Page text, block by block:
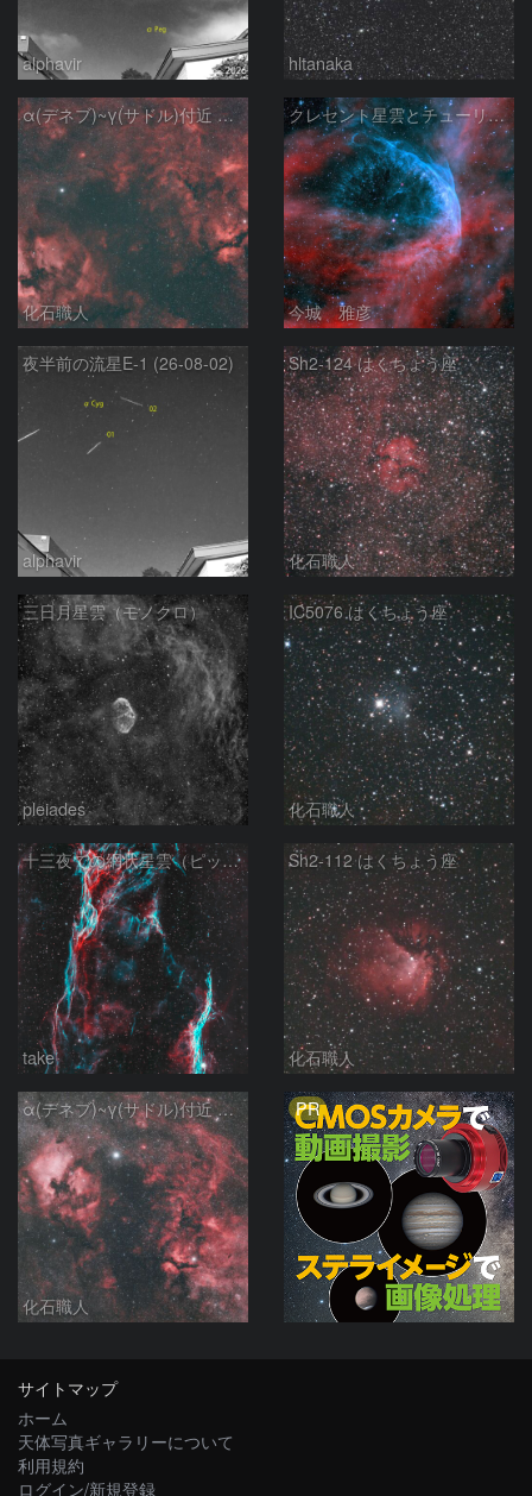
alphavir hltanaka
α(デネブ)~γ(サドル)付近 NGC7000 北アメリカ星雲 IC5067~5070 ペリカン星雲 Sh2-112 はくちょう座
化石職人
クレセント星雲とチューリップ星雲の真ん中あたりにある星雲 NGC6883 ???
今城 雅彦
夜半前の流星E-1 (26-08-02)
alphavir
Sh2-124 はくちょう座
化石職人
三日月星雲（モノクロ）
pleiades
IC5076 はくちょう座
化石職人
十三夜での網状星雲（ピッカリングの三角）
take
Sh2-112 はくちょう座
化石職人
α(デネブ)~γ(サドル)付近 NGC7000 北アメリカ星雲 IC5067~5070 ペリカン星雲 はくちょう座
化石職人
PR
サイトマップ
ホーム
天体写真ギャラリーについて
利用規約
ログイン/新規登録